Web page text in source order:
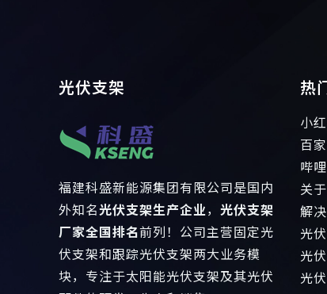
光伏支架
福建科盛新能源集团有限公司是国内
外知名光伏支架生产企业，光伏支架
厂家全国排名前列！公司主营固定光
伏支架和跟踪光伏支架两大业务模
块，专注于太阳能光伏支架及其光伏
热
小
百
哔
关
解
光
光
光